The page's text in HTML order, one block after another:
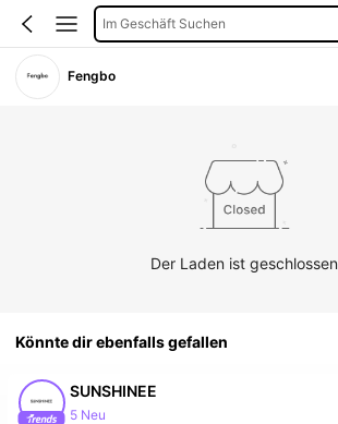
Im Geschäft Suchen
Fengbo
Der Laden ist geschlossen
Könnte dir ebenfalls gefallen
SUNSHINEE
5 Neu